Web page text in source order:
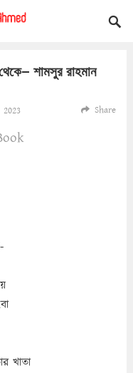
শামসুর রাহমান
Share
খাতা